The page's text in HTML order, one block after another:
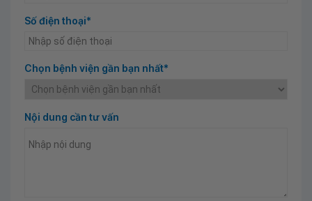
Số điện thoại*
Chọn bệnh viện gần bạn nhất*
Nội dung cần tư vấn